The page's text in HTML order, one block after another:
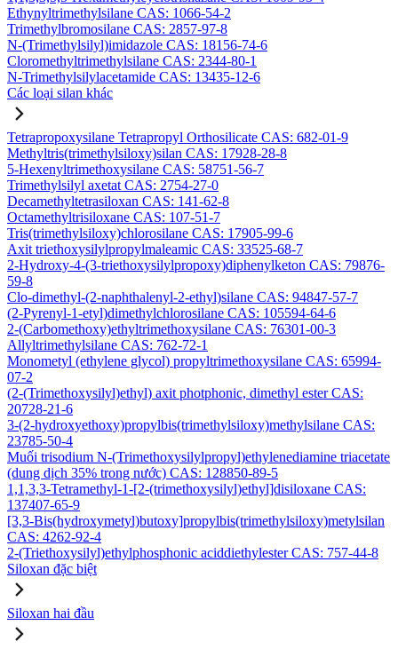
Ethynyltrimethylsilane CAS: 1066-54-2
Trimethylbromosilane CAS: 2857-97-8
N-(Trimethylsilyl)imidazole CAS: 18156-74-6
Cloromethyltrimethylsilane CAS: 2344-80-1
N-Trimethylsilylacetamide CAS: 13435-12-6
Các loại silan khác
Tetrapropoxysilane Tetrapropyl Orthosilicate CAS: 682-01-9
Methyltris(trimethylsiloxy)silan CAS: 17928-28-8
5-Hexenyltrimethoxysilane CAS: 58751-56-7
Trimethylsilyl axetat CAS: 2754-27-0
Decamethyltetrasiloxan CAS: 141-62-8
Octamethyltrisiloxane CAS: 107-51-7
Tris(trimethylsiloxy)chlorosilane CAS: 17905-99-6
Axit triethoxysilylpropylmaleamic CAS: 33525-68-7
2-Hydroxy-4-(3-triethoxysilylpropoxy)diphenylketon CAS: 79876-
59-8
Clo-dimethyl-(2-naphthalenyl-2-ethyl)silane CAS: 94847-57-7
(2-Pyrenyl-1-etyl)dimethylchlorosilane CAS: 105594-64-6
2-(Carbomethoxy)ethyltrimethoxysilane CAS: 76301-00-3
Allyltrimethylsilane CAS: 762-72-1
Monometyl (ethylene glycol) propyltrimethoxysilane CAS: 65994-
07-2
(2-(Trimethoxysilyl)ethyl) axit photphonic, dimethyl ester CAS:
20728-21-6
3-(2-hydroxyethoxy)propylbis(trimethylsiloxy)methylsilane CAS:
23785-50-4
Muối trisodium N-(Trimethoxysilylpropyl)ethylenediamine triacetate
(dung dịch 35% trong nước) CAS: 128850-89-5
1,1,3,3-Tetramethyl-1-[2-(trimethoxysilyl)ethyl]disiloxane CAS:
137407-65-9
[3,3-Bis(hydroxymetyl)butoxy]propylbis(trimethylsiloxy)metylsilan
CAS: 4262-92-4
2-(Triethoxysilyl)ethylphosphonic aciddiethylester CAS: 757-44-8
Siloxan đặc biệt
Siloxan hai đầu